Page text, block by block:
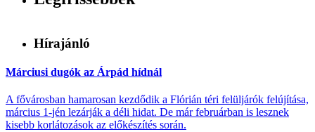
Hírajánló
Márciusi dugók az Árpád hídnál
A fővárosban hamarosan kezdődik a Flórián téri felüljárók felújítása,
március 1-jén lezárják a déli hidat. De már februárban is lesznek
kisebb korlátozások az előkészítés során.